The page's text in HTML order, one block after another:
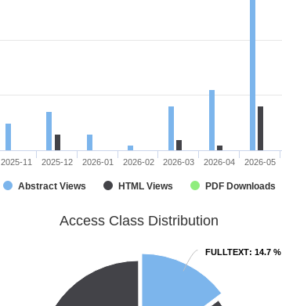
Abstract Views HTML Views PDF Downloads
2025-11 2025-12 2026-01 2026-02 2026-03 2026-04 2026-05
Access Class Distribution
FULLTEXT: 14.7 %
FULLTEXT: 14.7 %